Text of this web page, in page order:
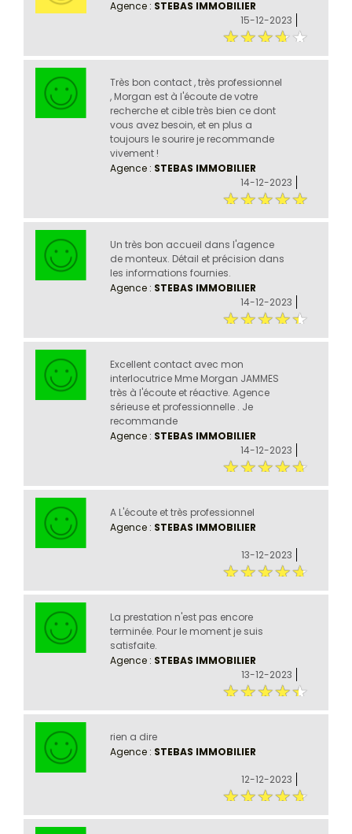
Agence : STEBAS IMMOBILIER
15-12-2023
Très bon contact , très professionnel
, Morgan est à l'écoute de votre
recherche et cible très bien ce dont
vous avez besoin, et en plus a
toujours le sourire je recommande
vivement !
Agence : STEBAS IMMOBILIER
14-12-2023
Un très bon accueil dans l'agence
de monteux. Détail et précision dans
les informations fournies.
Agence : STEBAS IMMOBILIER
14-12-2023
Excellent contact avec mon
interlocutrice Mme Morgan JAMMES
très à l'écoute et réactive. Agence
sérieuse et professionnelle . Je
recommande
Agence : STEBAS IMMOBILIER
14-12-2023
A L'écoute et très professionnel
Agence : STEBAS IMMOBILIER
13-12-2023
La prestation n'est pas encore
terminée. Pour le moment je suis
satisfaite.
Agence : STEBAS IMMOBILIER
13-12-2023
rien a dire
Agence : STEBAS IMMOBILIER
12-12-2023